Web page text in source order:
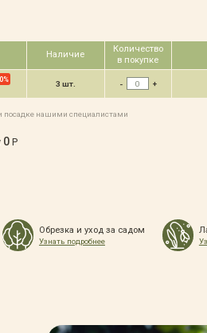
Наличие
Количество
в покупке
3 шт. - +
посадке нашими специалистами
0Р
Обрезка и уход за садом
Узнать подробнее